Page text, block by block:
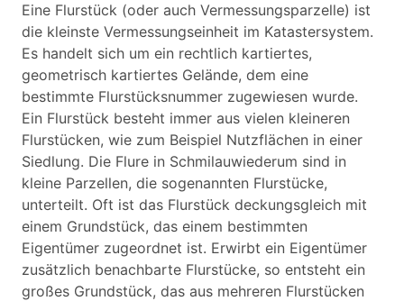
Eine Flurstück (oder auch Vermessungsparzelle) ist
die kleinste Vermessungseinheit im Katastersystem.
Es handelt sich um ein rechtlich kartiertes,
geometrisch kartiertes Gelände, dem eine
bestimmte Flurstücksnummer zugewiesen wurde.
Ein Flurstück besteht immer aus vielen kleineren
Flurstücken, wie zum Beispiel Nutzflächen in einer
Siedlung. Die Flure in Schmilauwiederum sind in
kleine Parzellen, die sogenannten Flurstücke,
unterteilt. Oft ist das Flurstück deckungsgleich mit
einem Grundstück, das einem bestimmten
Eigentümer zugeordnet ist. Erwirbt ein Eigentümer
zusätzlich benachbarte Flurstücke, so entsteht ein
großes Grundstück, das aus mehreren Flurstücken